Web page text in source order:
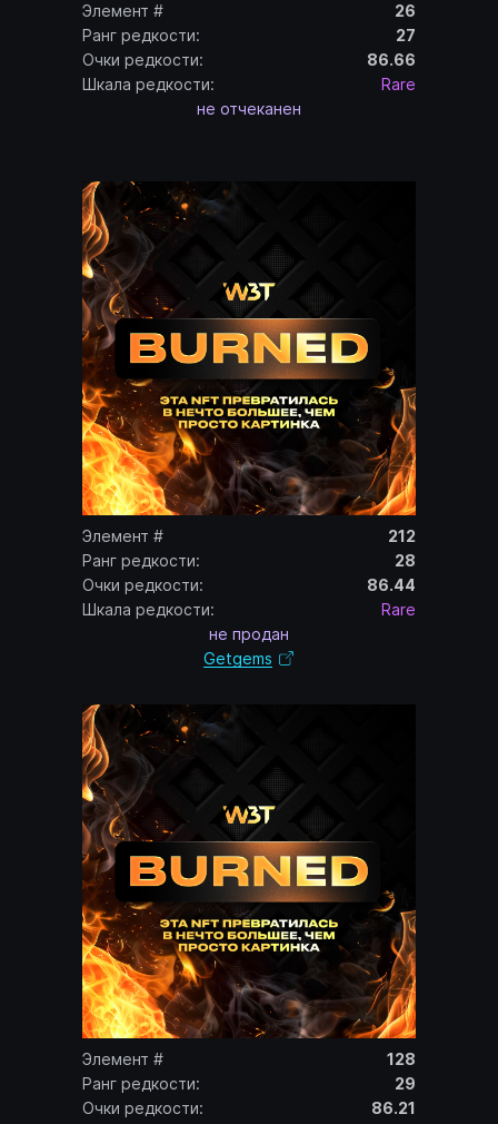
Элемент #
26
Ранг редкости:
27
Очки редкости:
86.66
Шкала редкости:
Rare
не отчеканен
Элемент #
212
Ранг редкости:
28
Очки редкости:
86.44
Шкала редкости:
Rare
не продан
Getgems
Элемент #
128
Ранг редкости:
29
Очки редкости:
86.21